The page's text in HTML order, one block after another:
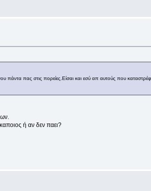
πάντα πας στις πορείες.Είσαι και εσύ απ αυτούς που
ή αν δεν παει?